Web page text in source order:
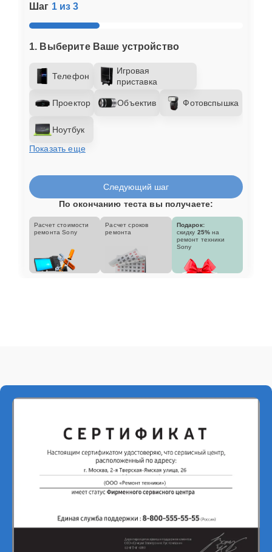
Шаг 1 из 3
1. Выберите Ваше устройство
Телефон
Игровая
приставка
Проектор Объектив Фотовспышка
Ноутбук
Показать еще
Следующий шаг
По окончанию теста вы получаете:
Расчет стоимости
ремонта Sony
Расчет сроков
ремонта
Подарок:
скидку 25% на
ремонт техники
Sony